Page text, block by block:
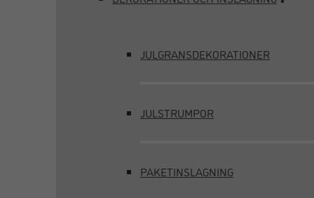
JULGRANSDEKORATIONER
JULSTRUMPOR
PAKETINSLAGNING